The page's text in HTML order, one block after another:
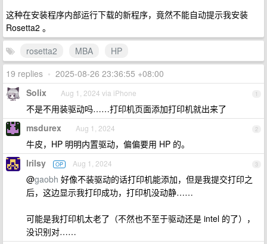
这种在安装程序内部运行下载的新程序，竟然不能自动提示我安装
Rosetta2 。
rosetta2
MBA
HP
19 replies • 2025-08-26 23:36:55 +08:00
1
Solix Aug 1, 2024 via iPhone
不是不用装驱动吗……打印机页面添加打印机就出来了
2
msdurex Aug 1, 2024
牛皮，HP 明明内置驱动，偏偏要用 HP 的。
3
Irilsy OP Aug 1, 2024
@gaobh 好像不装驱动的话打印机能添加，但是我提交打印之
后，这边显示我打印成功，打印机没动静……
可能是我打印机太老了（不然也不至于驱动还是 intel 的了），
没识别对……